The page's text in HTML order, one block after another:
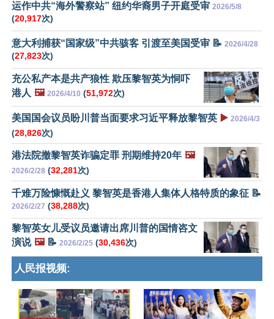
运作中共“海外警察站” 纽约华裔男子开庭受审 2026/5/8
(20,917次)
意大利捕获“国家级”中共骇客 引渡至美国受审 📝 2026/4/28
(27,823次)
充公私产本是共产狼性 欺压黎智英为恫吓
港人 🖼️ 2026/4/10 (51,972次)
美国国会议员盼川普当面要求习近平释放黎智英 ▶️ 2026/4/3
(28,826次)
港法院撤黎智英诈骗定罪 刑期维持20年 🖼️
2026/2/28 (32,281次)
千难万险慷慨赴义 黎智英是香港人集体人格特质的象征 📝
2026/2/27 (38,288次)
黎智英女儿受议员邀请出席川普的国情咨文
演说 🖼️📝 2026/2/25 (30,436次)
人民报视频: